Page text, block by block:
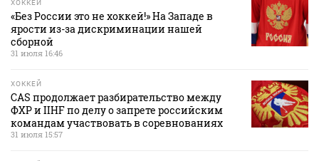
ХОККЕЙ
«Без России это не хоккей!» На Западе в
ярости из-за дискриминации нашей
сборной
31 июля 16:46
ХОККЕЙ
CAS продолжает разбирательство между
ФХР и IIHF по делу о запрете российским
командам участвовать в соревнованиях
31 июля 15:57